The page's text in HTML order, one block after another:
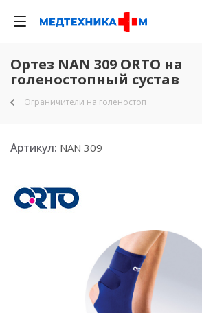
Ортез NAN 309 ORTO на
голеностопный сустав
Ограничители на голеностоп
Артикул: NAN 309